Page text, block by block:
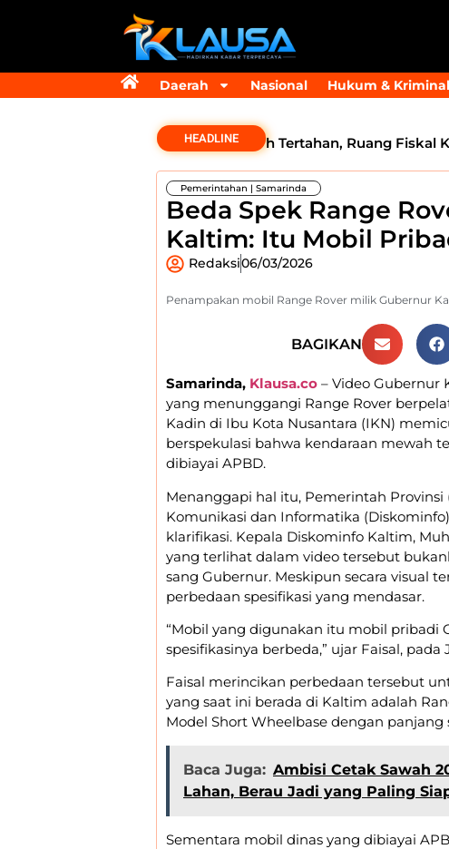
Daerah Nasional Hukum & Kriminal
HEADLINE
Dana Transfer Rp2,5 Triliun Masih Tertahan, Ruang Fiskal
Pemerintahan | Samarinda
Beda Spek Range
Kaltim: Itu Mobil
Redaksi06/03/2026
Penampakan mobil Range Rover milik Gubernur
BAGIKAN
​Samarinda, Klausa.co – Video Gubernur
yang menunggangi Range Rover
Kadin di Ibu Kota Nusantara (IKN)
berspekulasi bahwa kendaraan mewah
dibiayai APBD.
​Menanggapi hal itu, Pemerintah
Komunikasi dan Informatika
klarifikasi. Kepala Diskominfo Kaltim,
yang terlihat dalam video tersebut
sang Gubernur. Meskipun secara visual
perbedaan spesifikasi yang mendasar.
​“Mobil yang digunakan itu mobil pribadi
spesifikasinya berbeda,” ujar Faisal, pada
​Faisal merincikan perbedaan tersebut
yang saat ini berada di Kaltim adalah
Model Short Wheelbase dengan panjang
Baca Juga: Ambisi Cetak Sawah
Lahan, Berau Jadi yang Paling
Sementara mobil dinas yang dibiayai